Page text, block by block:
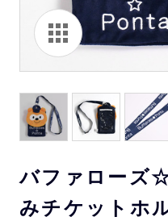
バファローズ
みチケットホ